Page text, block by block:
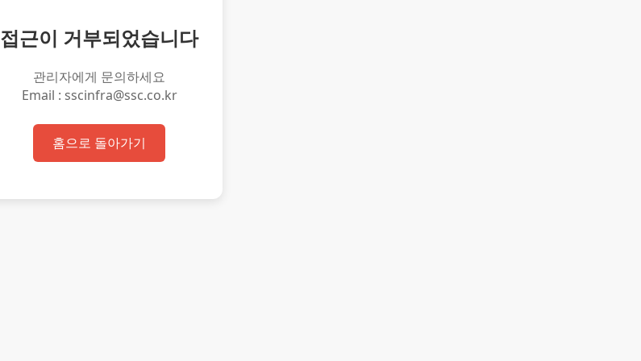
접근이 거부되었습니다
관리자에게 문의하세요
Email : sscinfra@ssc.co.kr
홈으로 돌아가기